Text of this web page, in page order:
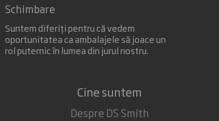
Schimbare
Suntem diferiți pentru că vedem
oportunitatea ca ambalajele să joace un
rol puternic în lumea din jurul nostru.
Cine suntem
Despre DS Smith